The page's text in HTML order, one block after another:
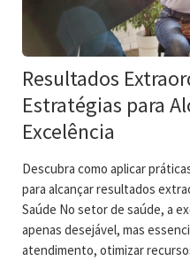
Resultados
Estratégias para
Excelência
Descubra como aplicar
para alcançar resultados
Saúde No setor de saúde, a
apenas desejável, mas
atendimento, otimizar